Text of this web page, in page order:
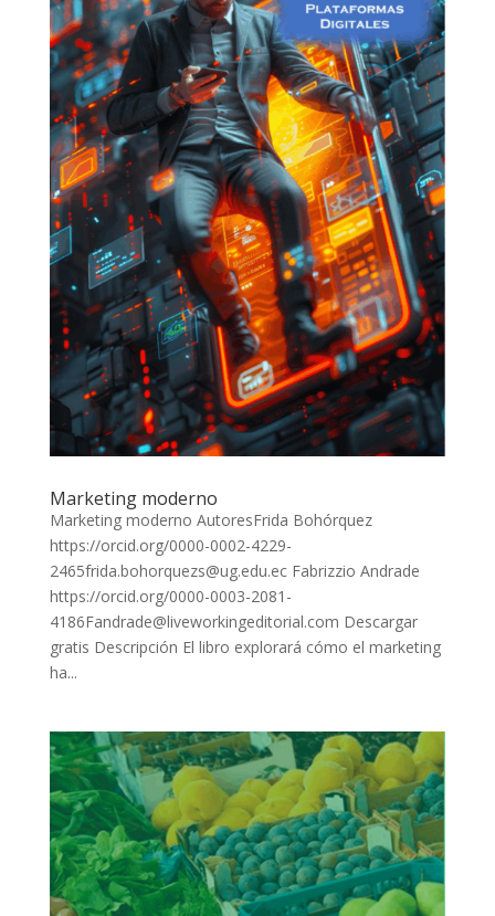
Marketing moderno
Marketing moderno AutoresFrida Bohórquez
https://orcid.org/0000-0002-4229-
2465frida.bohorquezs@ug.edu.ec Fabrizzio Andrade
https://orcid.org/0000-0003-2081-
4186Fandrade@liveworkingeditorial.com Descargar
gratis Descripción El libro explorará cómo el marketing
ha...